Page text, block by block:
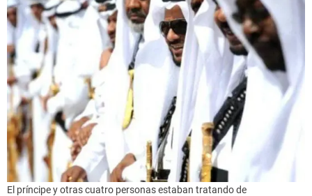
El príncipe y otras cuatro personas estaban tratando de